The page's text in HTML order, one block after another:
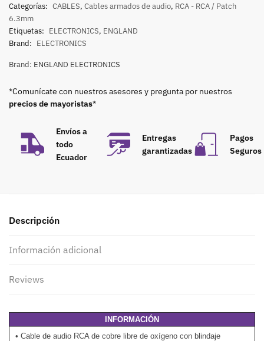
Categorías: CABLES, Cables armados de audio, RCA - RCA / Patch
6.3mm
Etiquetas: ELECTRONICS, ENGLAND
Brand: ELECTRONICS
Brand: ENGLAND ELECTRONICS
*Comunícate con nuestros asesores y pregunta por nuestros
precios de mayoristas*
Envíos a
todo
Ecuador
Entregas
garantizadas
Pagos
Seguros
Descripción
Información adicional
Reviews
INFORMACIÓN
• Cable de audio RCA de cobre libre de oxígeno con blindaje